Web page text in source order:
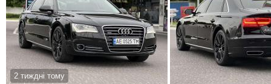
2 тиждні тому